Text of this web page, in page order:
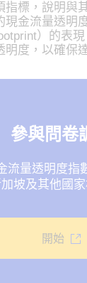
指標，說明與
現金流量透明
）的表
明度，以確保
參與問卷
流量透明度指
坡及其他國
開始